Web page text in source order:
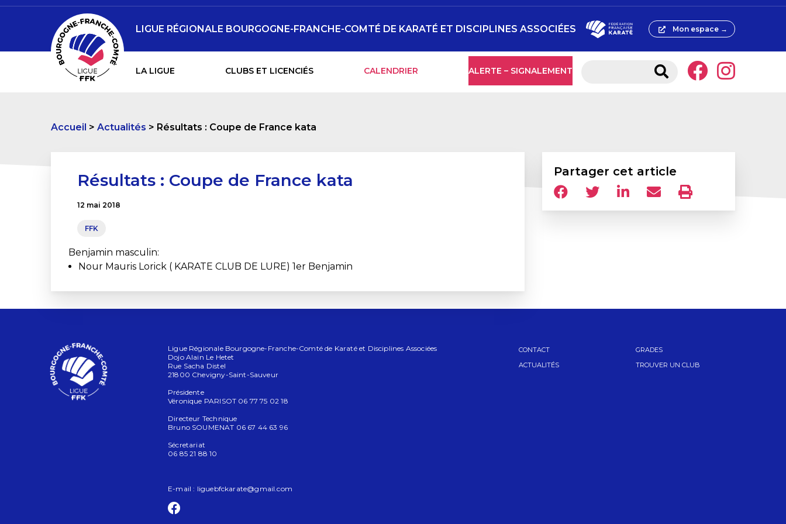
LA LIGUE CLUBS ET LICENCIÉS CALENDRIER ALERTE – SIGNALEMENT
LIGUE RÉGIONALE BOURGOGNE-FRANCHE-COMTÉ DE KARATÉ ET DISCIPLINES ASSOCIÉES Mon espace →
Accueil Actualités Résultats : Coupe de France kata
Résultats : Coupe de France kata
12 mai 2018
FFK
Benjamin masculin:
Nour Mauris Lorick ( KARATE CLUB DE LURE) 1er Benjamin
Partager cet article
Ligue Régionale Bourgogne-Franche-Comté de Karaté et Disciplines Associées
Dojo Alain Le Hetet
Rue Sacha Distel
21800 Chevigny-Saint-Sauveur
Présidente
Véronique PARISOT 06 77 75 02 18
Directeur Technique
Bruno SOUMENAT 06 67 44 63 96
Sécretariat
06 85 21 88 10
E-mail : liguebfckarate@gmail.com
CONTACT
ACTUALITÉS
GRADES
TROUVER UN CLUB